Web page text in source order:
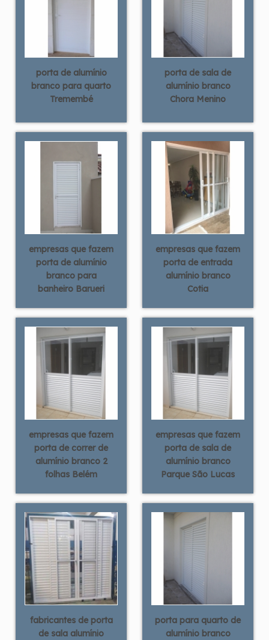
porta de alumínio
branco para quarto
Tremembé
porta de sala de
alumínio branco
Chora Menino
empresas que fazem
porta de alumínio
branco para
banheiro Barueri
empresas que fazem
porta de entrada
alumínio branco
Cotia
empresas que fazem
porta de correr de
alumínio branco 2
folhas Belém
empresas que fazem
porta de sala de
alumínio branco
Parque São Lucas
fabricantes de porta
de sala alumínio
porta para quarto de
alumínio branco